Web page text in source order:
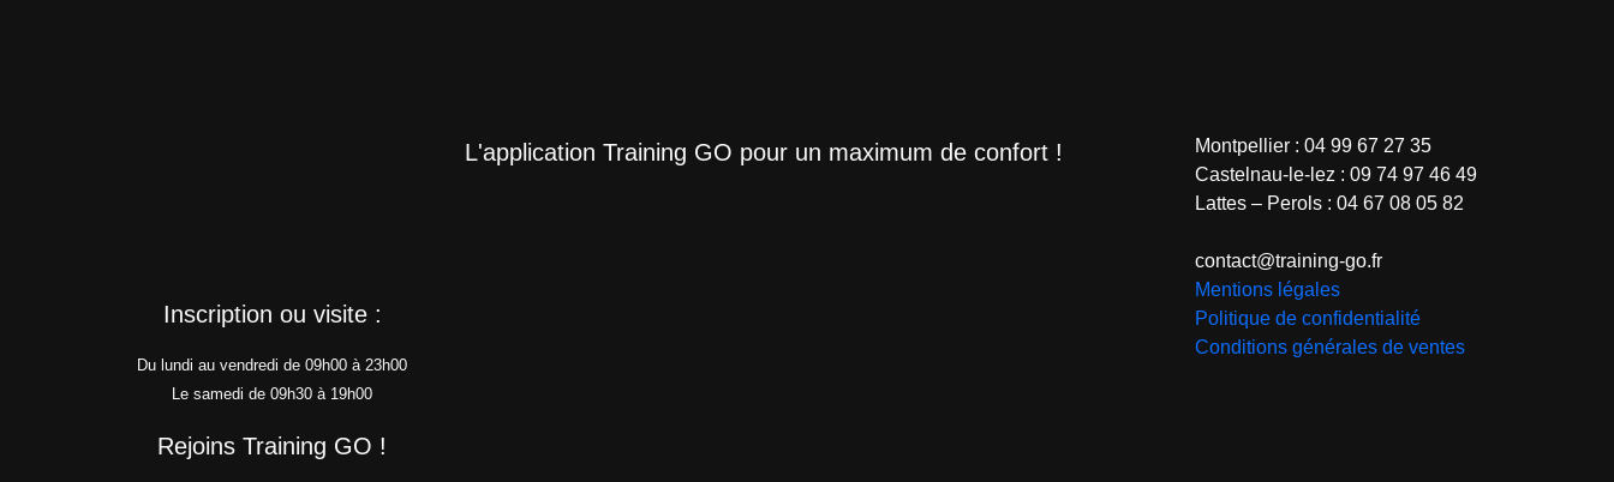
Inscription ou visite :
Du lundi au vendredi de 09h00 à 23h00
Le samedi de 09h30 à 19h00
Rejoins Training GO !
L'application Training GO pour un maximum de confort !
Montpellier : 04 99 67 27 35
Castelnau-le-lez : 09 74 97 46 49
Lattes – Perols : 04 67 08 05 82
contact@training-go.fr
Mentions légales
Politique de confidentialité
Conditions générales de ventes